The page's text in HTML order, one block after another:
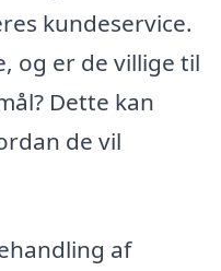
kundeservice.
og er de villige til
Dette kan
de vil
af